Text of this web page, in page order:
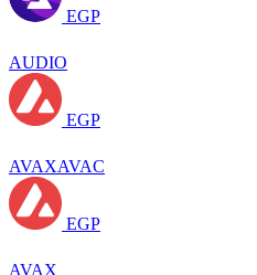
EGP
AUDIO
EGP
AVAXAVAC
EGP
AVAX